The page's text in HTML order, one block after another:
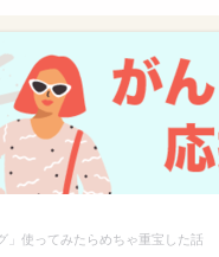
」使ってみたらめちゃ重宝した話